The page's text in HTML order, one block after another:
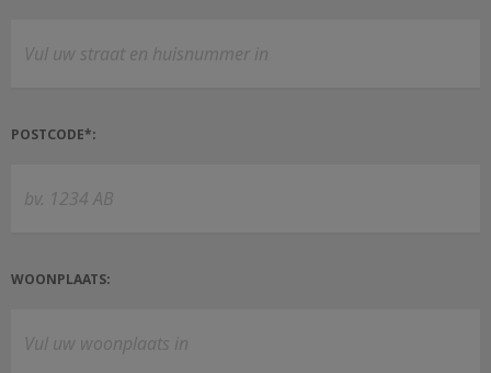
POSTCODE*:
WOONPLAATS: